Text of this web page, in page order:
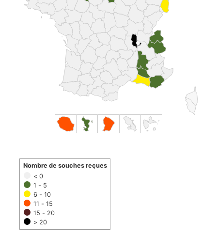
< 0
1 - 5
6 - 10
11 - 15
15 - 20
> 20
Nombre de souches reçues